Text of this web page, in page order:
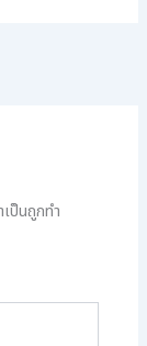
ป็นถูกทำ